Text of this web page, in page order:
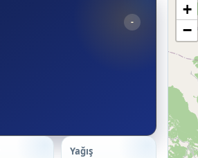
-
Yağış
+
−